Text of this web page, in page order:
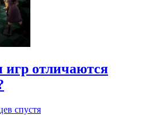
отличаются
спустя